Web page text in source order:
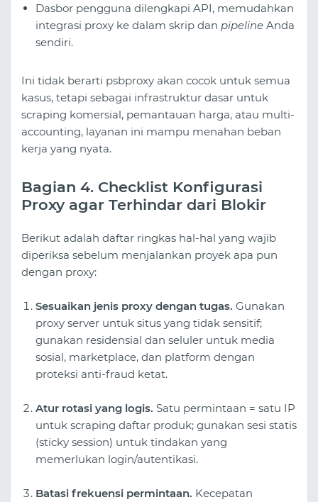
Dasbor pengguna dilengkapi API, memudahkan
integrasi proxy ke dalam skrip dan pipeline Anda
sendiri.
Ini tidak berarti psbproxy akan cocok untuk semua
kasus, tetapi sebagai infrastruktur dasar untuk
scraping komersial, pemantauan harga, atau multi-
accounting, layanan ini mampu menahan beban
kerja yang nyata.
Bagian 4. Checklist Konfigurasi
Proxy agar Terhindar dari Blokir
Berikut adalah daftar ringkas hal-hal yang wajib
diperiksa sebelum menjalankan proyek apa pun
dengan proxy:
Sesuaikan jenis proxy dengan tugas. Gunakan
proxy server untuk situs yang tidak sensitif;
gunakan residensial dan seluler untuk media
sosial, marketplace, dan platform dengan
proteksi anti-fraud ketat.
Atur rotasi yang logis. Satu permintaan = satu IP
untuk scraping daftar produk; gunakan sesi statis
(sticky session) untuk tindakan yang
memerlukan login/autentikasi.
Batasi frekuensi permintaan. Kecepatan